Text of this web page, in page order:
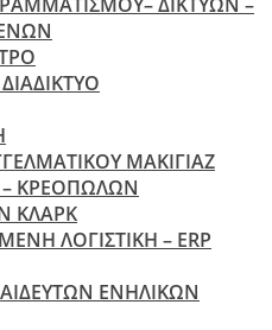
ΜΑΚΙΓΙΑΖ
ΚΡΕΟΠΩΛΩΝ
ΚΛΑΡΚ
ΛΟΓΙΣΤΙΚΗ – ERP
ΕΝΗΛΙΚΩΝ